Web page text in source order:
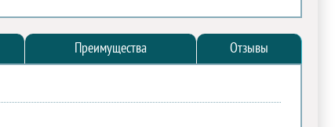
Преимущества Отзывы